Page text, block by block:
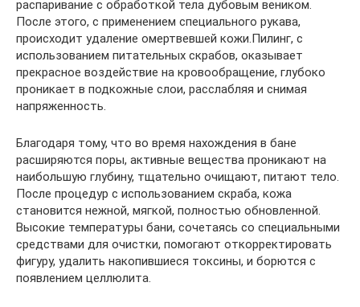
распаривание с обработкой тела дубовым веником.
После этого, с применением специального рукава,
происходит удаление омертвевшей кожи.Пилинг, с
использованием питательных скрабов, оказывает
прекрасное воздействие на кровообращение, глубоко
проникает в подкожные слои, расслабляя и снимая
напряженность.
Благодаря тому, что во время нахождения в бане
расширяются поры, активные вещества проникают на
наибольшую глубину, тщательно очищают, питают тело.
После процедур с использованием скраба, кожа
становится нежной, мягкой, полностью обновленной.
Высокие температуры бани, сочетаясь со специальными
средствами для очистки, помогают откорректировать
фигуру, удалить накопившиеся токсины, и борются с
появлением целлюлита.